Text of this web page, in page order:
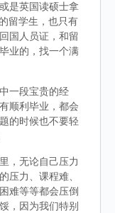
是英国读硕士拿
留学生，也只有
国人员证，和留
业的，找一个满
一段宝贵的经
顺利毕业，都会
的时候也不要轻
，无论自己压力
压力、课程难、
难等等都会压倒
，因为我们特别